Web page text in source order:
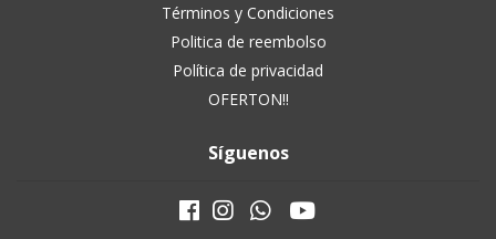
Términos y Condiciones
Politica de reembolso
Política de privacidad
OFERTON!!
Síguenos